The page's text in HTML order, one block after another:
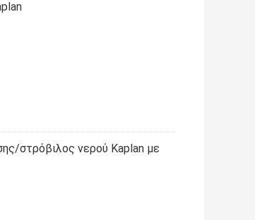
στρόβιλος νερού Kaplan με